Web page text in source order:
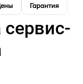
Гарантия